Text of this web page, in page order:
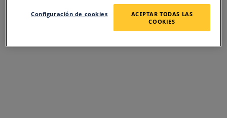
SORRY FOR THE
INCONVENIENCE
Configuración de cookies
ACEPTAR TODAS LAS
COOKIES